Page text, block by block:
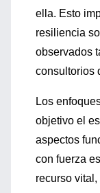
ella. Esto
resiliencia
observados
consultorios
Los
objetivo el
aspectos
con fuerza
recurso